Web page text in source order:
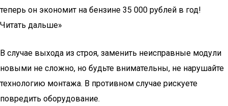
теперь он экономит на бензине 35 000 рублей в год!
Читать дальше»
В случае выхода из строя, заменить неисправные модули
новыми не сложно, но будьте внимательны, не нарушайте
технологию монтажа. В противном случае рискуете
повредить оборудование.